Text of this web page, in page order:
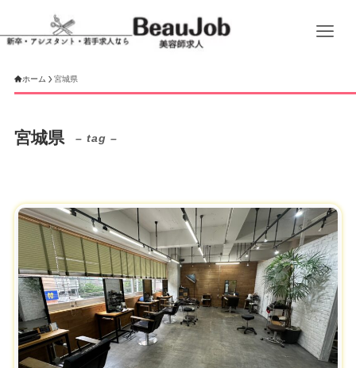
ホーム 宮城県
宮城県 – tag –